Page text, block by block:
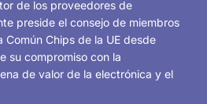
de los proveedores de
preside el consejo de miembros
Común Chips de la UE desde
su compromiso con la
de valor de la electrónica y el